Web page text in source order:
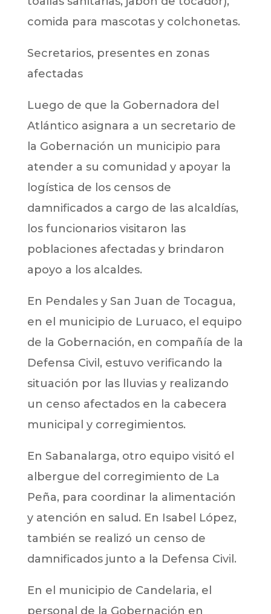
comida para mascotas y colchonetas.
Secretarios, presentes en zonas
afectadas
Luego de que la Gobernadora del
Atlántico asignara a un secretario de
la Gobernación un municipio para
atender a su comunidad y apoyar la
logística de los censos de
damnificados a cargo de las alcaldías,
los funcionarios visitaron las
poblaciones afectadas y brindaron
apoyo a los alcaldes.
En Pendales y San Juan de Tocagua,
en el municipio de Luruaco, el equipo
de la Gobernación, en compañía de la
Defensa Civil, estuvo verificando la
situación por las lluvias y realizando
un censo afectados en la cabecera
municipal y corregimientos.
En Sabanalarga, otro equipo visitó el
albergue del corregimiento de La
Peña, para coordinar la alimentación
y atención en salud. En Isabel López,
también se realizó un censo de
damnificados junto a la Defensa Civil.
En el municipio de Candelaria, el
personal de la Gobernación en